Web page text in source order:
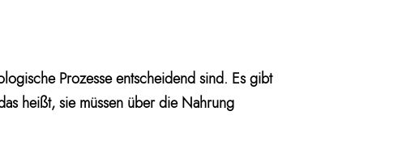
Prozesse entscheidend sind. Es gibt
heißt, sie müssen über die Nahrung